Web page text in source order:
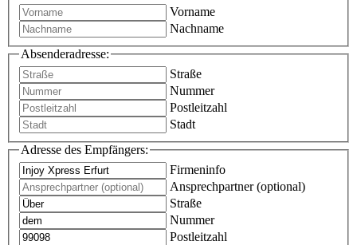
Vorname
Nachname
Absenderadresse:
Straße
Nummer
Postleitzahl
Stadt
Adresse des Empfängers:
Firmeninfo
Ansprechpartner (optional)
Straße
Nummer
Postleitzahl